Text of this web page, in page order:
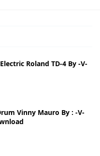
Roland TD-4 By -V-
Vinny Mauro By : -V-